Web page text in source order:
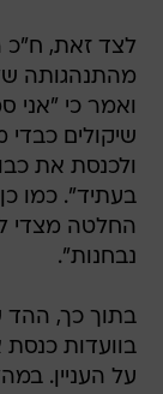
לצד זאת, ח"כ
מהתנהגותה
ואמר כי "אני
שיקולים כבדי
ולכנסת את
בעתיד". כמו
החלטה מצדי
נבחנות".
בתוך כך, ההד
בוועדות
על העניין.